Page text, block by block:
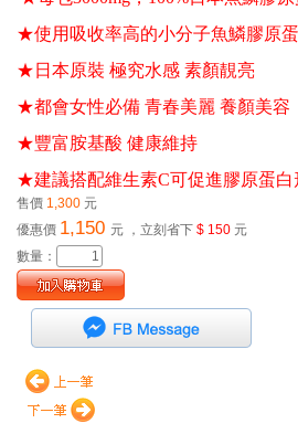
★使用吸收率高的小分子魚鱗膠原
★日本原裝 極究水感 素顏靚亮
★都會女性必備 青春美麗 養顏美容
★豐富胺基酸 健康維持
★建議搭配維生素C可促進膠原蛋白
售價 1,300 元
優惠價 1,150 元 ，立刻省下 $ 150 元
數量：